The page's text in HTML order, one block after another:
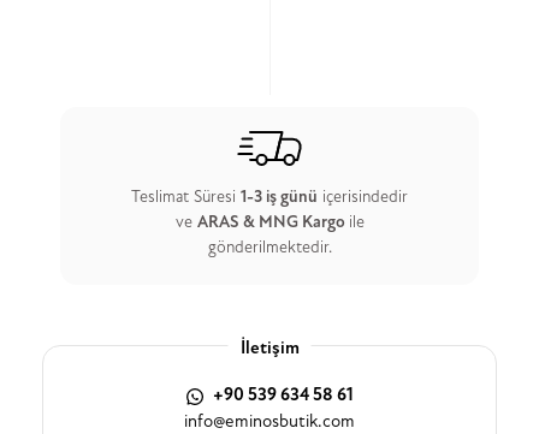
Teslimat Süresi 1-3 iş günü içerisindedir
ve ARAS & MNG Kargo ile
gönderilmektedir.
İletişim
+90 539 634 58 61
info@eminosbutik.com